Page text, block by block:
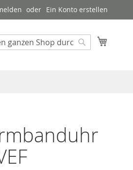
Ein Konto erstellen